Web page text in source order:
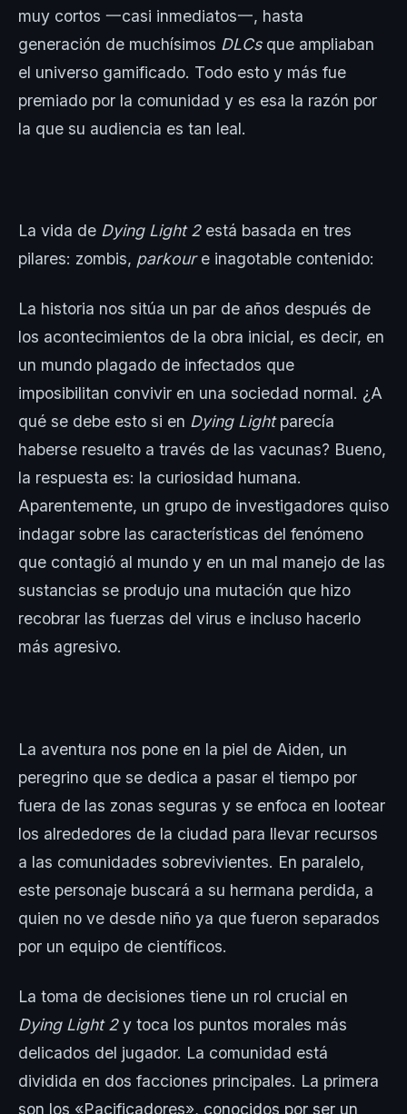
muy cortos 一casi inmediatos一, hasta
generación de muchísimos DLCs que ampliaban
el universo gamificado. Todo esto y más fue
premiado por la comunidad y es esa la razón por
la que su audiencia es tan leal.
La vida de Dying Light 2está basada en tres
pilares: zombis, parkoure inagotable contenido:
La historia nos sitúa un par de años después de
los acontecimientos de la obra inicial, es decir, en
un mundo plagado de infectados que
imposibilitan convivir en una sociedad normal. ¿A
qué se debe esto si en Dying Lightparecía
haberse resuelto a través de las vacunas? Bueno,
la respuesta es: la curiosidad humana.
Aparentemente, un grupo de investigadores quiso
indagar sobre las características del fenómeno
que contagió al mundo y en un mal manejo de las
sustancias se produjo una mutación que hizo
recobrar las fuerzas del virus e incluso hacerlo
más agresivo.
La aventura nos pone en la piel de Aiden, un
peregrino que se dedica a pasar el tiempo por
fuera de las zonas seguras y se enfoca en lootear
los alrededores de la ciudad para llevar recursos
a las comunidades sobrevivientes. En paralelo,
este personaje buscará a su hermana perdida, a
quien no ve desde niño ya que fueron separados
por un equipo de científicos.
La toma de decisiones tiene un rol crucial en
Dying Light 2y toca los puntos morales más
delicados del jugador. La comunidad está
dividida en dos facciones principales. La primera
son los «Pacificadores», conocidos por ser un